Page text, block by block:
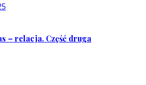
– relacja. Część druga